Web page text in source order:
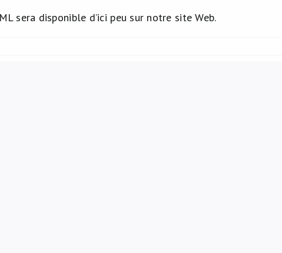
sera disponible d’ici peu sur notre site Web.